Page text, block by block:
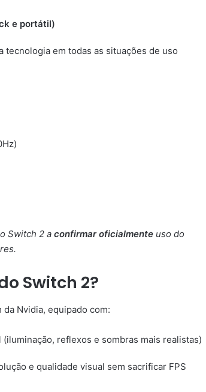
e portátil)
tecnologia em todas as situações de uso
Switch 2 a confirmar oficialmente uso do
Switch 2?
Nvidia, equipado com:
reflexos e sombras mais realistas)
e qualidade visual sem sacrificar FPS